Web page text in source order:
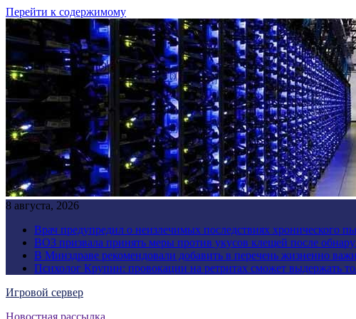
Перейти к содержимому
8 августа, 2026
Врач предупредил о неизлечимых последствиях хронического
ВОЗ призвала принять меры против укусов клещей после
В Минздраве рекомендовали добавить в перечень жизненно
Психолог Крупин: провокации на ретритах сможет выдержать
Игровой сервер
Новостная рассылка